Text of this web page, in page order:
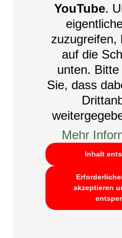
YouTube.
zuzugreifen,
auf die
unten.
Sie, dass
Mehr
Inhalt
akzeptieren